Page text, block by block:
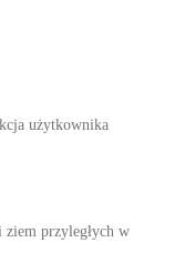
użytkownika
ziem przyległych w